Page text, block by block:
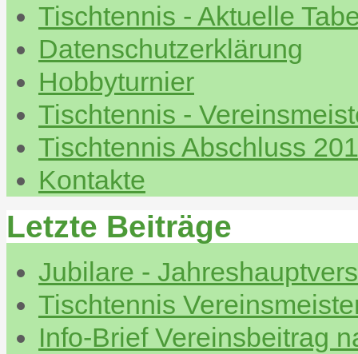
Tischtennis - Aktuelle
Datenschutzerklärung
Hobbyturnier
Tischtennis -
Tischtennis Abschluss
Kontakte
Letzte Beiträge
Jubilare -
Tischtennis
Info-Brief Vereinsbeitrag